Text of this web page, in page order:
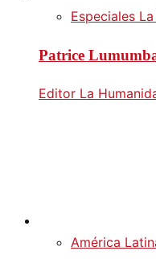
Especiales
Patrice
Editor La
América